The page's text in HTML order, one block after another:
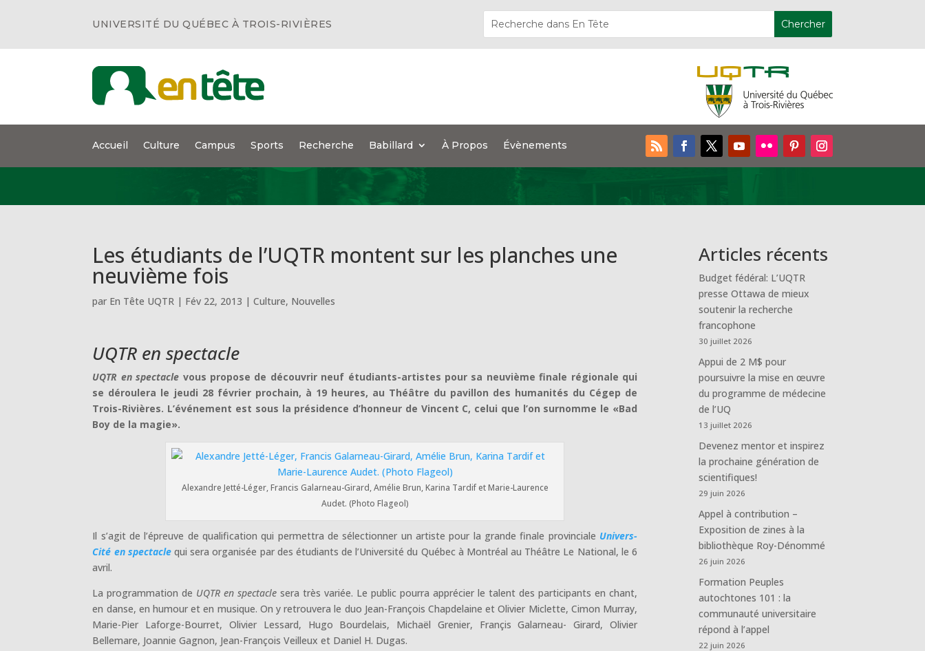
UNIVERSITÉ DU QUÉBEC À TROIS-RIVIÈRES
Accueil Culture Campus Sports Recherche Babillard À Propos Évènements
Les étudiants de l’UQTR montent sur les planches une
neuvième fois
par En Tête UQTR | Fév 22, 2013 |Culture, Nouvelles
UQTR en spectacle
UQTR en spectacle vous propose de découvrir neuf étudiants-artistes pour sa neuvième finale régionale qui
se déroulera le jeudi 28 février prochain, à 19 heures, au Théâtre du pavillon des humanités du Cégep de
Trois-Rivières. L’événement est sous la présidence d’honneur de Vincent C, celui que l’on surnomme le «Bad
Boy de la magie».
Alexandre Jetté-Léger, Francis Galarneau-Girard, Amélie Brun, Karina Tardif et Marie-Laurence
Audet. (Photo Flageol)
Il s’agit de l’épreuve de qualification qui permettra de sélectionner un artiste pour la grande finale provinciale Univers-
Cité en spectacle qui sera organisée par des étudiants de l’Université du Québec à Montréal au Théâtre Le National, le 6
avril.
La programmation de UQTR en spectaclesera très variée. Le public pourra apprécier le talent des participants en chant,
en danse, en humour et en musique. On y retrouvera le duo Jean-François Chapdelaine et Olivier Miclette, Cimon Murray,
Marie-Pier Laforge-Bourret, Olivier Lessard, Hugo Bourdelais, Michaël Grenier, Françis Galarneau- Girard, Olivier
Bellemare, Joannie Gagnon, Jean-François Veilleux et Daniel H. Dugas.
Articles récents
Budget fédéral: L’UQTR
presse Ottawa de mieux
soutenir la recherche
francophone
30 juillet 2026
Appui de 2 M$ pour
poursuivre la mise en œuvre
du programme de médecine
de l’UQ
13 juillet 2026
Devenez mentor et inspirez
la prochaine génération de
scientifiques!
29 juin 2026
Appel à contribution –
Exposition de zines à la
bibliothèque Roy-Dénommé
26 juin 2026
Formation Peuples
autochtones 101 : la
communauté universitaire
répond à l’appel
22 juin 2026